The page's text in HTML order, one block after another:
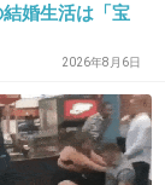
+4 -2
リーショップで
婚生活は「宝
2026年8月6日